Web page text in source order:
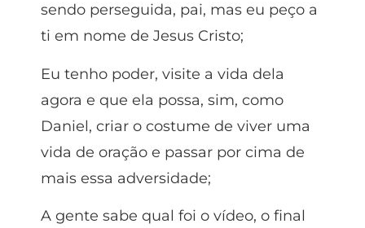
sendo perseguida, pai, mas eu peço a
ti em nome de Jesus Cristo;
Eu tenho poder, visite a vida dela
agora e que ela possa, sim, como
Daniel, criar o costume de viver uma
vida de oração e passar por cima de
mais essa adversidade;
A gente sabe qual foi o vídeo, o final